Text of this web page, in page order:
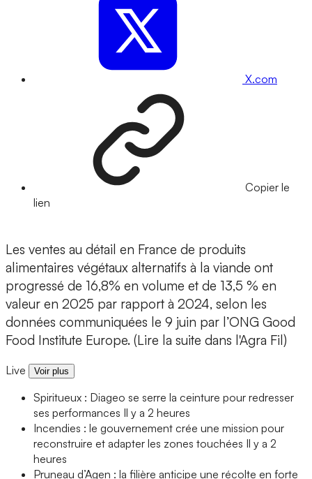
X.com
Copier le
lien
Les ventes au détail en France de produits
alimentaires végétaux alternatifs à la viande ont
progressé de 16,8% en volume et de 13,5 % en
valeur en 2025 par rapport à 2024, selon les
données communiquées le 9 juin par l’ONG Good
Food Institute Europe. (Lire la suite dans l'Agra Fil)
Live Voir plus
Spiritueux : Diageo se serre la ceinture pour redresser
ses performances Il y a 2 heures
Incendies : le gouvernement crée une mission pour
reconstruire et adapter les zones touchées Il y a 2
heures
Pruneau d’Agen : la filière anticipe une récolte en forte